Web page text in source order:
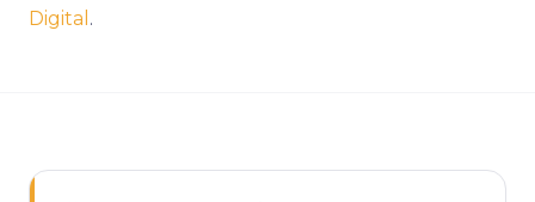
Digital .